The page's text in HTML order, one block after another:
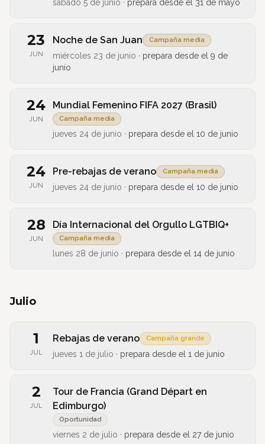
sábado 5 de junio · prepara desde el 31 de mayo
23
JUN
Noche de San Juan Campaña media
miércoles 23 de junio · prepara desde el 9 de
junio
24
JUN
Mundial Femenino FIFA 2027 (Brasil)
Campaña media
jueves 24 de junio · prepara desde el 10 de junio
24
JUN
Pre-rebajas de verano Campaña media
jueves 24 de junio · prepara desde el 10 de junio
28
JUN
Día Internacional del Orgullo LGTBIQ+
Campaña media
lunes 28 de junio · prepara desde el 14 de junio
Julio
1
JUL
Rebajas de verano Campaña grande
jueves 1 de julio · prepara desde el 1 de junio
2
JUL
Tour de Francia (Grand Départ en
Edimburgo)
Oportunidad
viernes 2 de julio · prepara desde el 27 de junio